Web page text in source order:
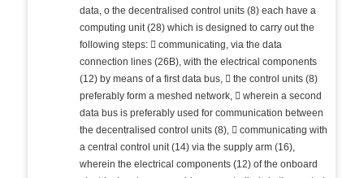
data, o the decentralised control units (8) each have a
computing unit (28) which is designed to carry out the
following steps:  communicating, via the data
connection lines (26B), with the electrical components
(12) by means of a first data bus,  the control units (8)
preferably form a meshed network,  wherein a second
data bus is preferably used for communication between
the decentralised control units (8),  communicating with
a central control unit (14) via the supply arm (16),
wherein the electrical components (12) of the onboard